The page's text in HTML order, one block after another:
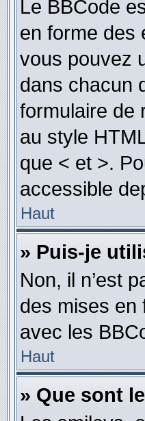
Le BBCode
en forme des
vous pouvez
dans chacun
formulaire de
au style
que < et >.
accessible
Haut
» Puis-je
Non, il n’est
des mises en
avec les
Haut
» Que sont